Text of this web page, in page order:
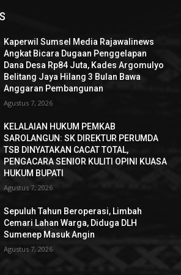
Kaperwil Sumsel Media Rajawalinews
Angkat Bicara Dugaan Penggelapan
Dana Desa Rp84 Juta, Kades Argomulyo
Belitang Jaya Hilang 3 Bulan Bawa
Anggaran Pembangunan
Agustus 7, 2026
KELALAIAN HUKUM PEMKAB
SAROLANGUN: SK DIREKTUR PERUMDA
TSB DINYATAKAN CACAT TOTAL,
PENGACARA SENIOR KULITI OPINI KUASA
HUKUM BUPATI
Agustus 7, 2026
Sepuluh Tahun Beroperasi, Limbah
Cemari Lahan Warga, Diduga DLH
Sumenep Masuk Angin
Agustus 7, 2026